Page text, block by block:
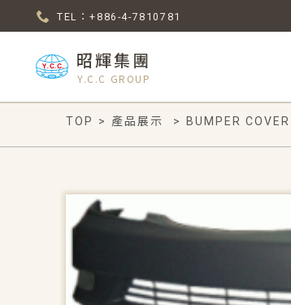
TEL：+886-4-7810781
昭輝集團
Y.C.C GROUP
TOP > 產品展示 > BUMPER COVER